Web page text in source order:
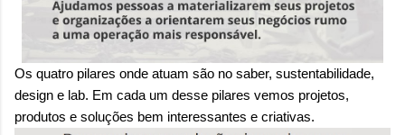
sensação isolada. Se per...
Os quatro pilares onde atuam são no saber, sustentabilidade,
design e lab. Em cada um desse pilares vemos projetos,
produtos e soluções bem interessantes e criativas.